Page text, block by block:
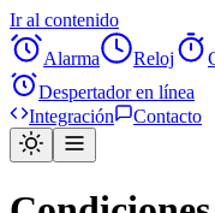
Ir al contenido
Alarma
Reloj
Despertador en línea
Integración
Contacto